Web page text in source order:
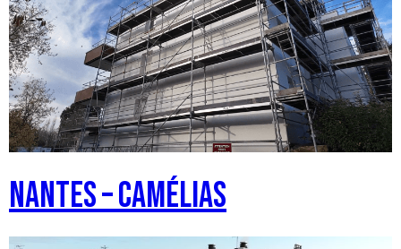
NANTES – Camélias